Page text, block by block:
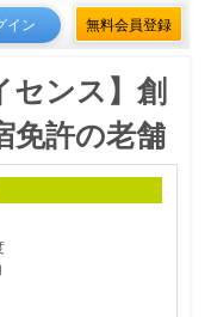
イン 無料会員登録
センス】創
免許の老舗